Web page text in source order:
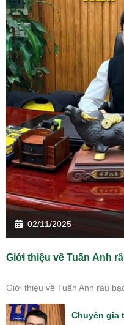
02/11/2025
Giới thiệu về Tuấn Anh
Giới thiệu về Tuấn Anh râu
Chuyên gia